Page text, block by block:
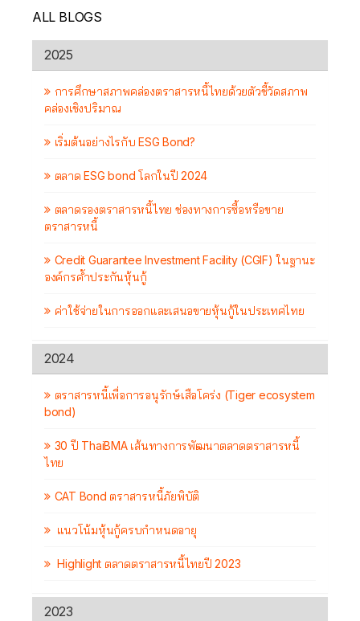
ALL BLOGS
2025
การศึกษาสภาพคล่องตราสารหนี้ไทยด้วยตัวชี้วัดสภาพ
คล่องเชิงปริมาณ
เริ่มต้นอย่างไรกับ ESG Bond?
ตลาด ESG bond โลกในปี 2024
ตลาดรองตราสารหนี้ไทย ช่องทางการซื้อหรือขาย
ตราสารหนี้
Credit Guarantee Investment Facility (CGIF) ในฐานะ
องค์กรค้ำประกันหุ้นกู้
ค่าใช้จ่ายในการออกและเสนอขายหุ้นกู้ในประเทศไทย
2024
ตราสารหนี้เพื่อการอนุรักษ์เสือโคร่ง (Tiger ecosystem
bond)
30 ปี ThaiBMA เส้นทางการพัฒนาตลาดตราสารหนี้
ไทย
CAT Bond ตราสารหนี้ภัยพิบัติ
แนวโน้มหุ้นกู้ครบกำหนดอายุ
Highlight ตลาดตราสารหนี้ไทยปี 2023
2023